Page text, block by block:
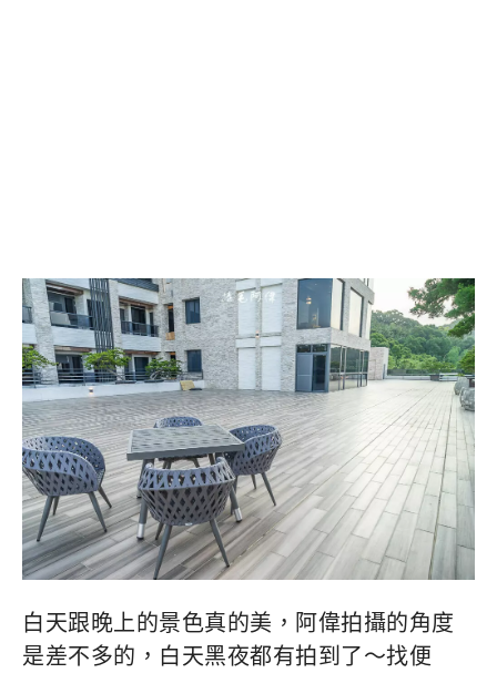
白天跟晚上的景色真的美，阿偉拍攝的角度
是差不多的，白天黑夜都有拍到了～找便